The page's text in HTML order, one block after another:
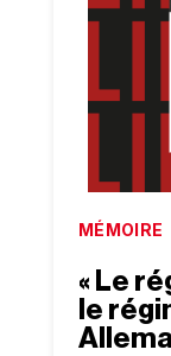
MÉMOIRE
« Le
le